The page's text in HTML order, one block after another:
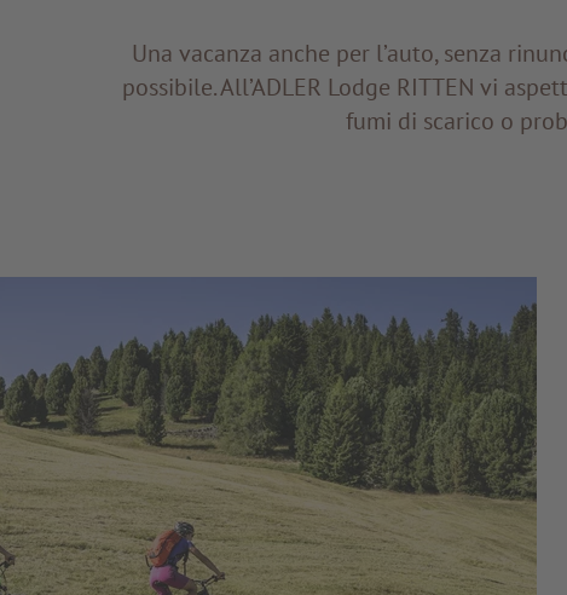
Una vacanza anche per l’auto, senza
possibile. All’ADLER Lodge RITTEN vi
fumi di scarico o